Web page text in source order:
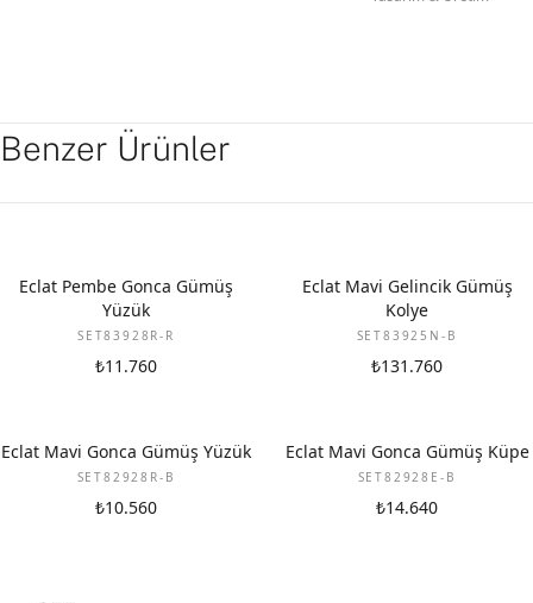
Benzer Ürünler
Eclat Pembe Gonca Gümüş
Yüzük
SET83928R-R
₺11.760
Eclat Mavi Gelincik Gümüş
Kolye
SET83925N-B
₺131.760
Eclat Mavi Gonca Gümüş Yüzük
SET82928R-B
₺10.560
Eclat Mavi Gonca Gümüş Küpe
SET82928E-B
₺14.640